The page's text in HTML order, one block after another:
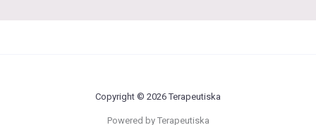
Copyright © 2026 Terapeutiska
Powered by Terapeutiska